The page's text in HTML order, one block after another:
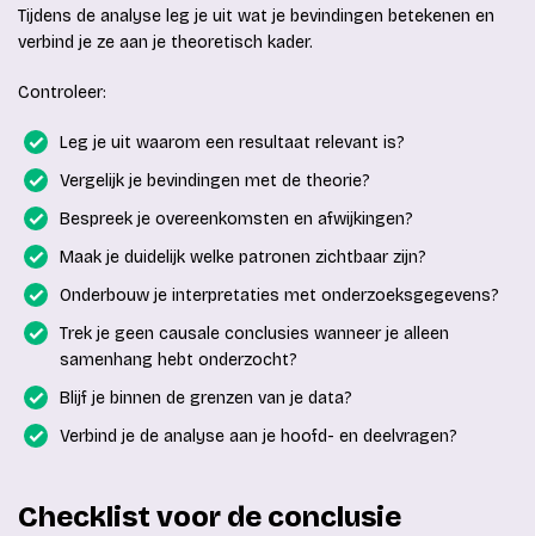
Tijdens de analyse leg je uit wat je bevindingen betekenen en
verbind je ze aan je theoretisch kader.
Controleer:
Leg je uit waarom een resultaat relevant is?
Vergelijk je bevindingen met de theorie?
Bespreek je overeenkomsten en afwijkingen?
Maak je duidelijk welke patronen zichtbaar zijn?
Onderbouw je interpretaties met onderzoeksgegevens?
Trek je geen causale conclusies wanneer je alleen
samenhang hebt onderzocht?
Blijf je binnen de grenzen van je data?
Verbind je de analyse aan je hoofd- en deelvragen?
Checklist voor de conclusie